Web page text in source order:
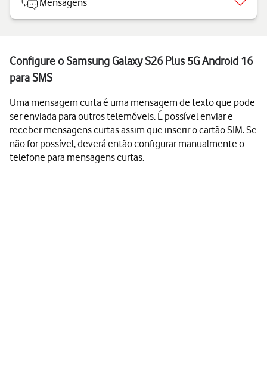
Mensagens
Configure o Samsung Galaxy S26 Plus 5G Android 16
para SMS
Uma mensagem curta é uma mensagem de texto que pode
ser enviada para outros telemóveis. É possível enviar e
receber mensagens curtas assim que inserir o cartão SIM. Se
não for possível, deverá então configurar manualmente o
telefone para mensagens curtas.